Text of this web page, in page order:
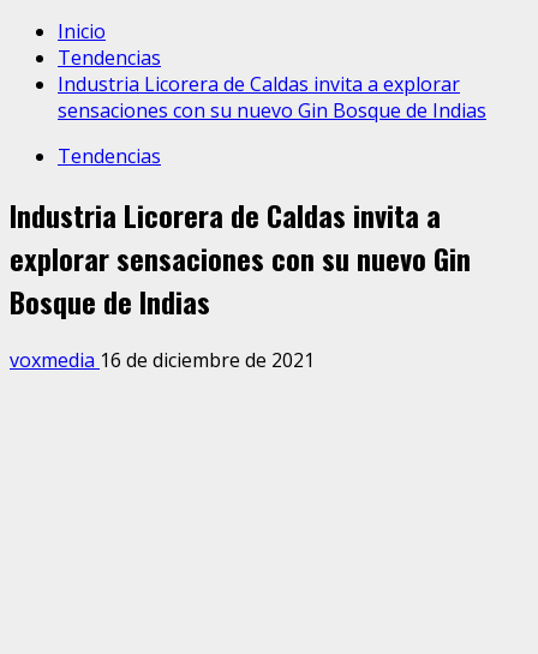
Inicio
Tendencias
Industria Licorera de Caldas invita a explorar
sensaciones con su nuevo Gin Bosque de Indias
Tendencias
Industria Licorera de Caldas invita a
explorar sensaciones con su nuevo Gin
Bosque de Indias
voxmedia 16 de diciembre de 2021